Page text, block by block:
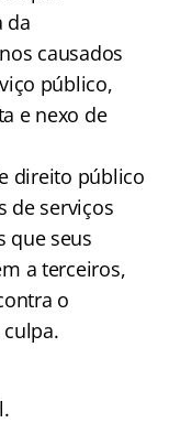
da
causados
público,
e nexo de
direito público
de serviços
que seus
a terceiros,
o